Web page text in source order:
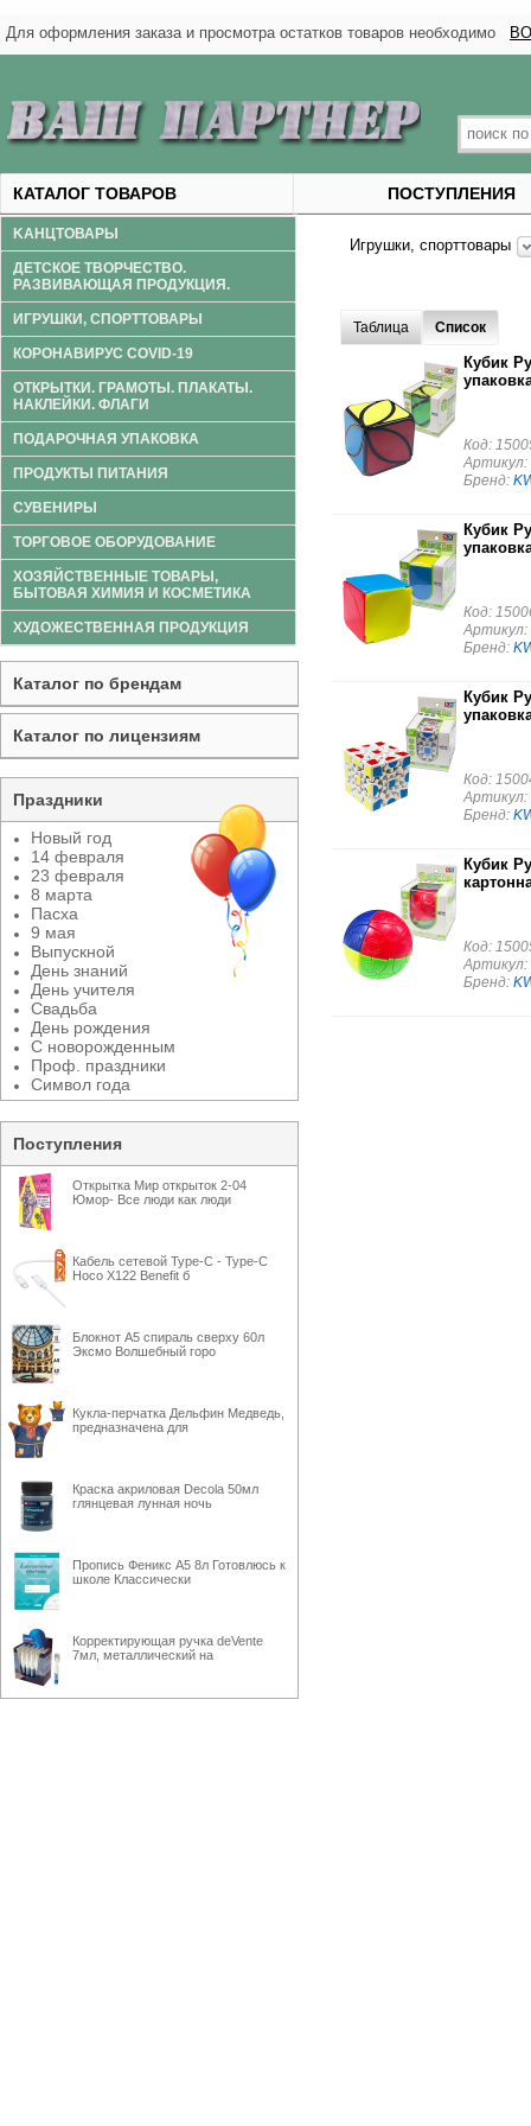
Для оформления заказа и просмотра остатков товаров необходимо
КАТАЛОГ ТОВАРОВ ПОСТУПЛЕНИЯ
Игрушки, спорттовары
Таблица Список
Кубик
Код:
Артикул:
Бренд:
Кубик
Код:
Артикул:
Бренд:
Кубик
Код:
Артикул:
Бренд:
Кубик
Код:
Артикул:
Бренд:
KАНЦТОВАРЫ
ДЕТСКОЕ ТВОРЧЕСТВО.
РАЗВИВАЮЩАЯ ПРОДУКЦИЯ.
ИГРУШКИ, СПОРТТОВАРЫ
КОРОНАВИРУС COVID-19
ОТКРЫТКИ. ГРАМОТЫ. ПЛАКАТЫ.
НАКЛЕЙКИ. ФЛАГИ
ПОДАРОЧНАЯ УПАКОВКА
ПРОДУКТЫ ПИТАНИЯ
СУВЕНИРЫ
ТОРГОВОЕ ОБОРУДОВАНИЕ
ХОЗЯЙСТВЕННЫЕ ТОВАРЫ,
БЫТОВАЯ ХИМИЯ И КОСМЕТИКА
ХУДОЖЕСТВЕННАЯ ПРОДУКЦИЯ
Каталог по брендам
Каталог по лицензиям
Праздники
Новый год
14 февраля
23 февраля
8 марта
Пасха
9 мая
Выпускной
День знаний
День учителя
Свадьба
День рождения
С новорожденным
Проф. праздники
Символ года
Поступления
Открытка Мир открыток 2-04
Юмор- Все люди как люди
Кабель сетевой Type-C - Type-C
Hoco X122 Benefit б
Блокнот А5 спираль сверху 60л
Эксмо Волшебный горо
Кукла-перчатка Дельфин Медведь,
предназначена для
Краска акриловая Decola 50мл
глянцевая лунная ночь
Пропись Феникс А5 8л Готовлюсь к
школе Классически
Корректирующая ручка deVente
7мл, металлический на